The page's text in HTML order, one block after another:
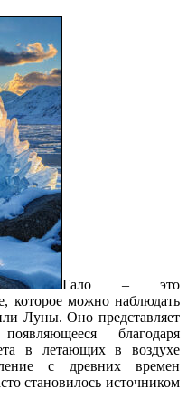
Гало – это
которое можно наблюдать
Луны. Оно представляет
благодаря
в летающих в воздухе
с древних времен
становилось источником